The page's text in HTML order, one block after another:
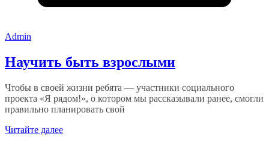
Admin
Научить быть взрослыми
Чтобы в своей жизни ребята — участники социального
проекта «Я рядом!», о котором мы рассказывали ранее, смогли
правильно планировать свой
Читайте далее